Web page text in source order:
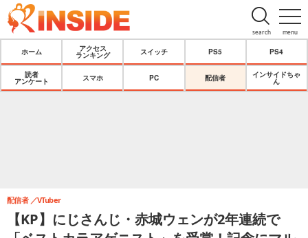
menu
search
ホーム
アクセス
ランキング
スイッチ PS5 PS4
読者
アンケート
スマホ PC 配信者
インサイドちゃ
ん
【KP】にじさんじ・赤城ウェンが2年連続で
配信者 VTuber